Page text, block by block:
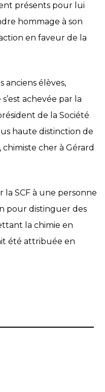
présents pour lui
hommage à son
en faveur de la
anciens élèves,
achevée par la
de la Société
haute distinction de
chimiste cher à Gérard
la SCF à une personne
pour distinguer des
la chimie en
été attribuée en